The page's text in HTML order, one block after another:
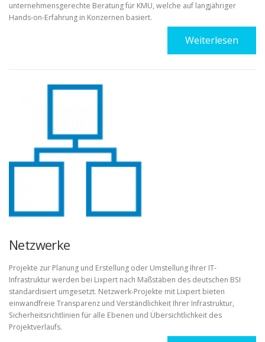
unternehmensgerechte Beratung für KMU, welche auf langjähriger
Hands-on-Erfahrung in Konzernen basiert.
Weiterlesen
Netzwerke
Projekte zur Planung und Erstellung oder Umstellung Ihrer IT-
Infrastruktur werden bei Lixpert nach Maßstäben des deutschen BSI
standardisiert umgesetzt. Netzwerk-Projekte mit Lixpert bieten
einwandfreie Transparenz und Verständlichkeit Ihrer Infrastruktur,
Sicherheitsrichtlinien für alle Ebenen und Übersichtlichkeit des
Projektverlaufs.